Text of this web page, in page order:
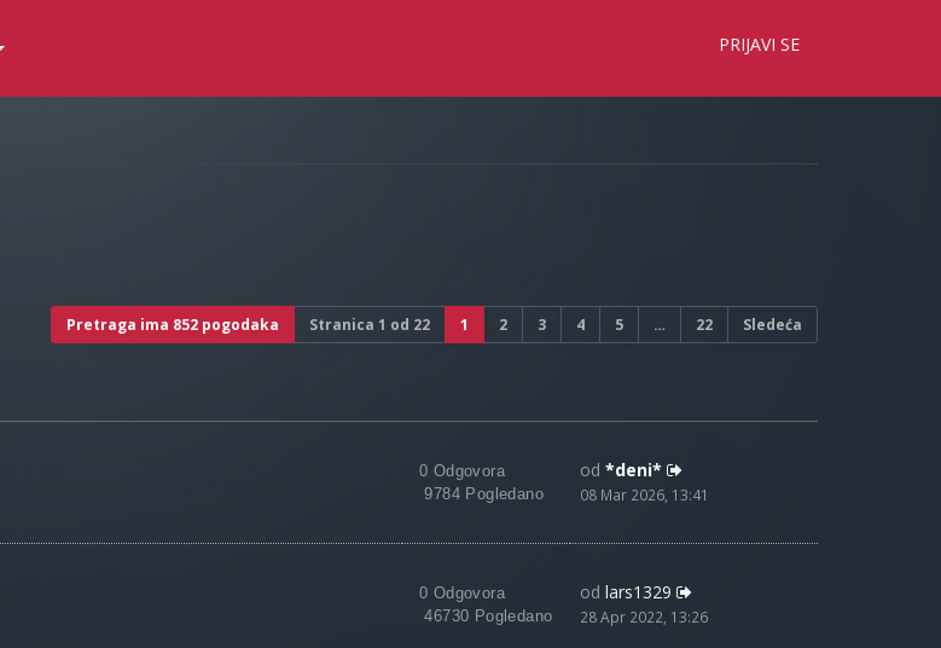
PRIJAVI SE
Pretraga ima 852 pogodaka Stranica 1 od 22 1 2 3 4 5 … 22 Sledeća
0 Odgovora
9784 Pogledano
od *deni*
08 Mar 2026, 13:41
0 Odgovora
46730 Pogledano
od lars1329
28 Apr 2022, 13:26